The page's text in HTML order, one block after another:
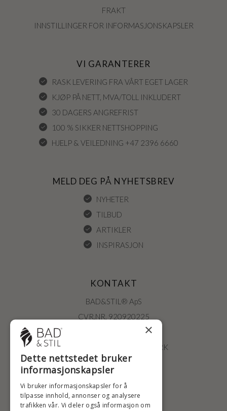
FRAKT
INNSTILLINGER FOR INFORMASJONSKAPSLER
VI GARANTERER
RASK LEVERING FRA VÅRT EGET LAGER
KJØP PÅ NETT, MVA/TOLL INKLUDERT
30 DAGERS ANGREFRIST
100 % SIKKER NETTSHOPPING
HJELP & VEILEDNING +47 2396 6660
MELD DEG PÅ NYHETSBREV
NYHETER
TILBUD
ARTIKLER
INSPIRASJON
KONTAKT
BAD&STIL® ApS
CVR.NR. 920920225
ØSTERBROGADE 202
2100 KØBENHAVN • DANMARK
+47 2396 6660
BADSTIL@BADSTIL.NO
×
Dette nettstedet bruker
informasjonskapsler
Vi bruker informasjonskapsler for å
tilpasse innhold, annonser og analysere
trafikken vår. Vi deler også informasjon om